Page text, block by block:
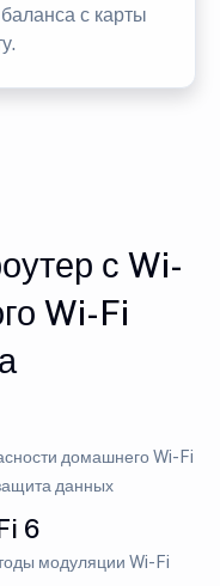
с карты
с Wi-
Wi-Fi
домашнего Wi-Fi
данных
6
модуляции Wi-Fi